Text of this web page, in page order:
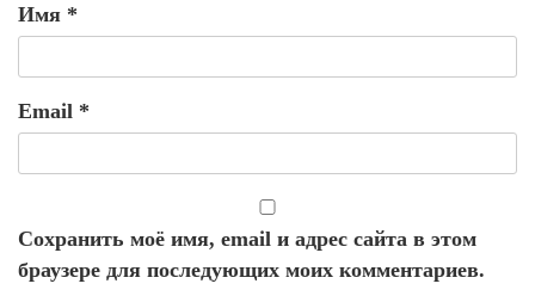
Имя *
Email *
Сохранить моё имя, email и адрес сайта в этом
браузере для последующих моих комментариев.